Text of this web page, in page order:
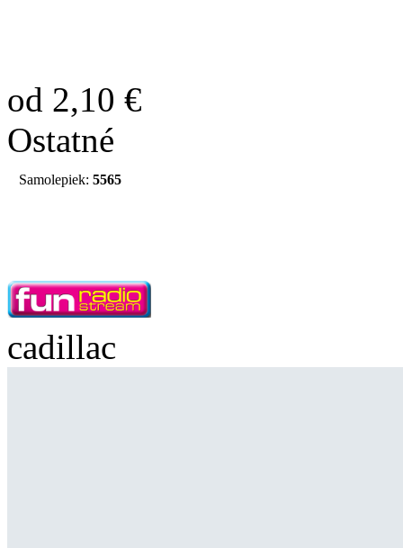
od 2,10 €
Ostatné
Samolepiek: 5565
cadillac